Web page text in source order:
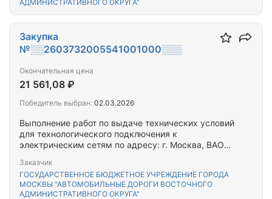
АДМИНИСТРАТИВНОГО ОКРУГА"
Выполнение работ по выдаче технических условий
для технологического подключения к
электрическим сетям по адресу: г. Москва, ВАО
Заказчик
ГОСУДАРСТВЕННОЕ БЮДЖЕТНОЕ УЧРЕЖДЕНИЕ ГОРОДА
МОСКВЫ "АВТОМОБИЛЬНЫЕ ДОРОГИ ВОСТОЧНОГО
АДМИНИСТРАТИВНОГО ОКРУГА"
Закупка
№░░2603732005541001000░░░
Окончательная цена
21 561,08 ₽
Победитель выбран: 02.03.2026